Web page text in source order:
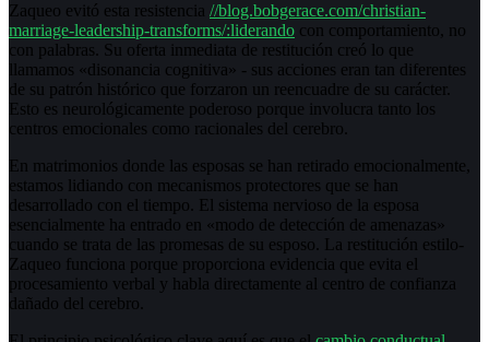
Zaqueo evitó esta resistencia //blog.bobgerace.com/christian-
marriage-leadership-transforms/:liderando con comportamiento, no
con palabras. Su oferta inmediata de restitución creó lo que
llamamos «disonancia cognitiva» - sus acciones eran tan diferentes
de su patrón histórico que forzaron un reencuadre de su carácter.
Esto es neurológicamente poderoso porque involucra tanto los
centros emocionales como racionales del cerebro.
En matrimonios donde las esposas se han retirado emocionalmente,
estamos lidiando con mecanismos protectores que se han
desarrollado con el tiempo. El sistema nervioso de la esposa
esencialmente ha entrado en «modo de detección de amenazas»
cuando se trata de las promesas de su esposo. La restitución estilo-
Zaqueo funciona porque proporciona evidencia que evita el
procesamiento verbal y habla directamente al centro de confianza
dañado del cerebro.